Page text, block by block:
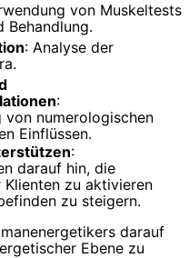
von Muskeltests
Behandlung.
: Analyse der
:
von numerologischen
Einflüssen.
:
darauf hin, die
zu aktivieren
zu steigern.
darauf
Ebene zu